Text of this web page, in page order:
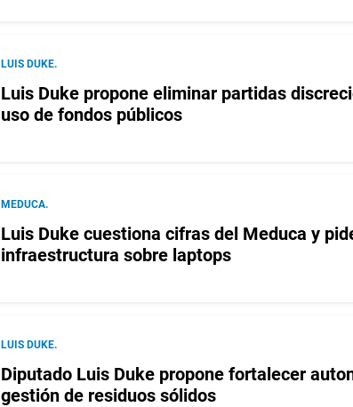
LUIS DUKE.
Luis Duke propone eliminar partidas
uso de fondos públicos
MEDUCA.
Luis Duke cuestiona cifras del Meduca y
infraestructura sobre laptops
LUIS DUKE.
Diputado Luis Duke propone fortalecer
gestión de residuos sólidos